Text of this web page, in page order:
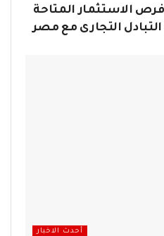
الاستثمار المتاحة
التجارى مع مصر
أحدث الاخبار